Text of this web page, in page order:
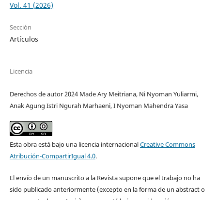
Vol. 41 (2026)
Sección
Artículos
Licencia
Derechos de autor 2024 Made Ary Meitriana, Ni Nyoman Yuliarmi,
Anak Agung Istri Ngurah Marhaeni, I Nyoman Mahendra Yasa
Esta obra está bajo una licencia internacionalCreative Commons
Atribución-CompartirIgual 4.0.
El envío de un manuscrito a la Revista supone que el trabajo no ha
sido publicado anteriormente (excepto en la forma de un abstract o